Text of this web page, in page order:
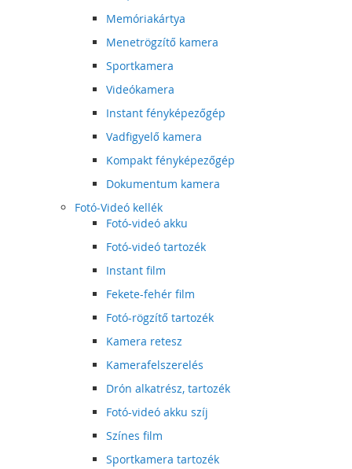
Memóriakártya
Menetrögzítő kamera
Sportkamera
Videókamera
Instant fényképezőgép
Vadfigyelő kamera
Kompakt fényképezőgép
Dokumentum kamera
Fotó-Videó kellék
Fotó-videó akku
Fotó-videó tartozék
Instant film
Fekete-fehér film
Fotó-rögzítő tartozék
Kamera retesz
Kamerafelszerelés
Drón alkatrész, tartozék
Fotó-videó akku szíj
Színes film
Sportkamera tartozék